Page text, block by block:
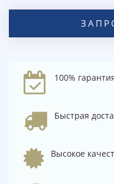
100%
Быстрая
Высокое